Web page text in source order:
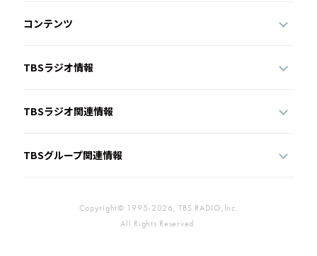
コンテンツ
TBSラジオ情報
TBSラジオ関連情報
TBSグループ関連情報
Copyright© 1995-2026, TBS RADIO,Inc.
All Rights Reserved.